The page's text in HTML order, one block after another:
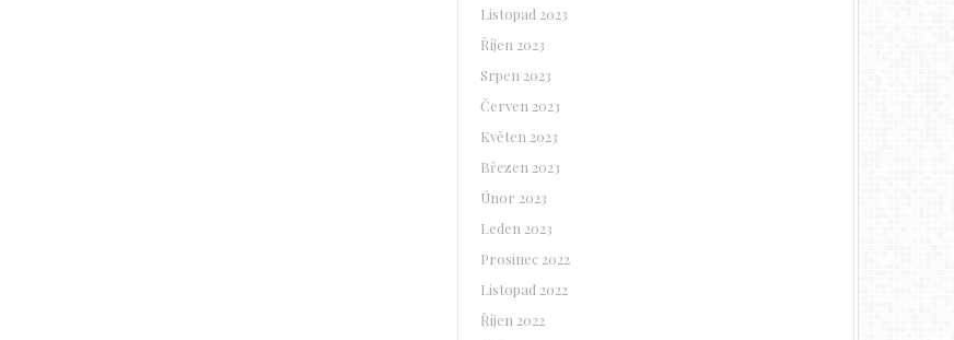
Listopad 2023
Říjen 2023
Srpen 2023
Červen 2023
Květen 2023
Březen 2023
Únor 2023
Leden 2023
Prosinec 2022
Listopad 2022
Říjen 2022